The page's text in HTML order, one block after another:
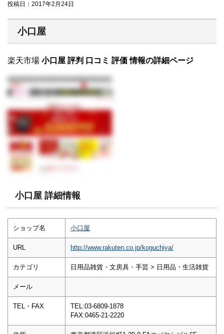
投稿日： 2017年2月24日
小口屋
楽天市場 小口屋 評判 口コミ 評価 情報の詳細ページ
小口屋 詳細情報
ショップ名 小口屋
URL http://www.rakuten.co.jp/koguchiya/
カテゴリ 日用品雑貨・文房具・手芸 > 日用品・生活雑貨
メール
TEL・FAX
TEL:03-6809-1878
FAX:0465-21-2220